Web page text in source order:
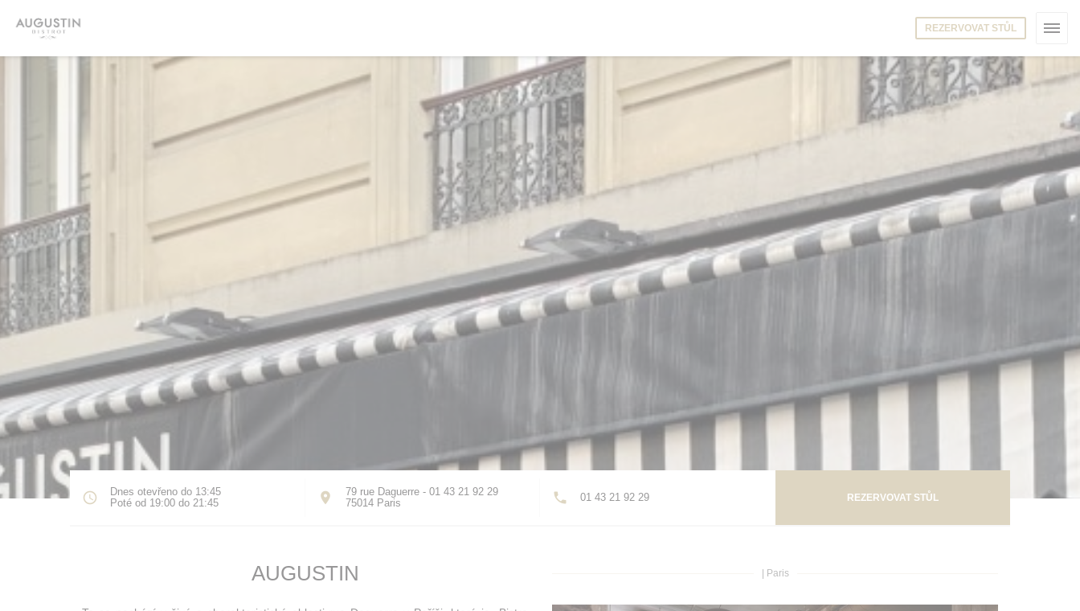
REZERVOVAT STŮL
Dnes otevřeno do 13:45
Poté od 19:00 do 21:45
79 rue Daguerre - 01 43 21 92 29
75014 Paris((otevře se v novém okně)) 01 43 21 92 29 REZERVOVAT STŮL
AUGUSTIN Paris